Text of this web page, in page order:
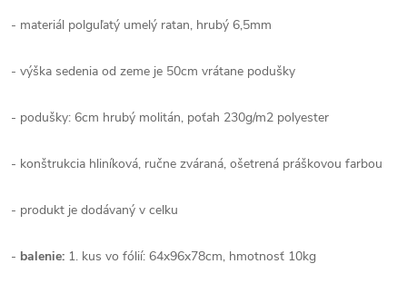
- materiál polguľatý umelý ratan, hrubý 6,5mm
- výška sedenia od zeme je 50cm vrátane podušky
- podušky: 6cm hrubý molitán, poťah 230g/m2 polyester
- konštrukcia hliníková, ručne zváraná, ošetrená práškovou farbou
- produkt je dodávaný v celku
- balenie: 1. kus vo fólií: 64x96x78cm, hmotnosť 10kg